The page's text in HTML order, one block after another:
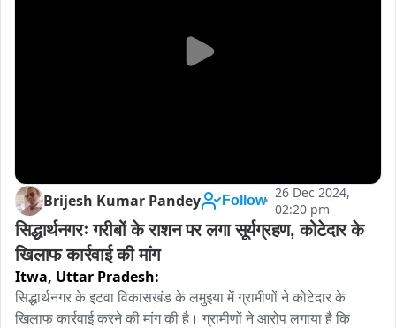
Brijesh Kumar Pandey Follow 26 Dec 2024,
02:20 pm
सिद्धार्थनगरः गरीबों के राशन पर लगा सूर्यग्रहण, कोटेदार के
खिलाफ कार्रवाई की मांग
Itwa, Uttar Pradesh:
सिद्धार्थनगर के इटवा विकासखंड के लमुइया में ग्रामीणों ने कोटेदार के
खिलाफ कार्रवाई करने की मांग की है। ग्रामीणों ने आरोप लगाया है कि